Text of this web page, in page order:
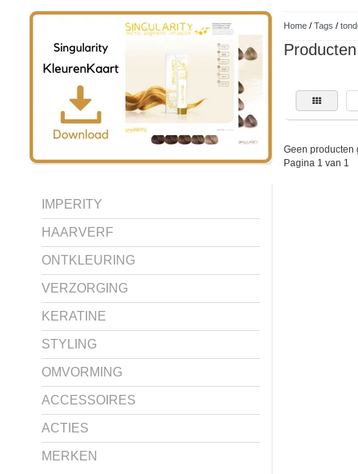
IMPERITY
HAARVERF
ONTKLEURING
VERZORGING
KERATINE
STYLING
OMVORMING
ACCESSOIRES
ACTIES
MERKEN
Home/ Tags /
Geen producten
Pagina 1 van 1